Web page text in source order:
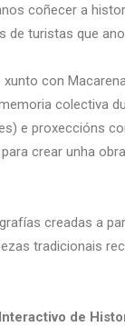
coñecer a
turistas que
con
colectiva
e proxeccións
crear unha
creadas a
tradicionais
de